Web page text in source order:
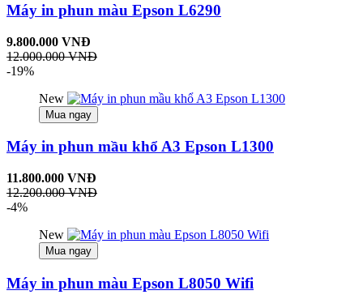
Máy in phun màu Epson L6290
9.800.000 VNĐ
12.000.000 VNĐ
-19%
New
Mua ngay
Máy in phun mầu khổ A3 Epson L1300
11.800.000 VNĐ
12.200.000 VNĐ
-4%
New
Mua ngay
Máy in phun màu Epson L8050 Wifi